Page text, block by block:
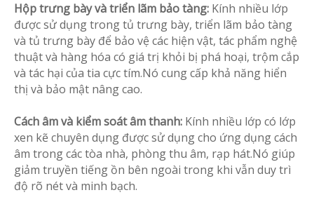
Hộp trưng bày và triển lãm bảo tàng: Kính nhiều lớp
được sử dụng trong tủ trưng bày, triển lãm bảo tàng
và tủ trưng bày để bảo vệ các hiện vật, tác phẩm nghệ
thuật và hàng hóa có giá trị khỏi bị phá hoại, trộm cắp
và tác hại của tia cực tím.Nó cung cấp khả năng hiển
thị và bảo mật nâng cao.
Cách âm và kiểm soát âm thanh: Kính nhiều lớp có lớp
xen kẽ chuyên dụng được sử dụng cho ứng dụng cách
âm trong các tòa nhà, phòng thu âm, rạp hát.Nó giúp
giảm truyền tiếng ồn bên ngoài trong khi vẫn duy trì
độ rõ nét và minh bạch.